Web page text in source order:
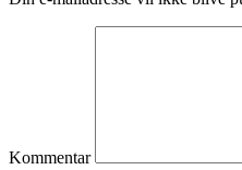
Kommentar